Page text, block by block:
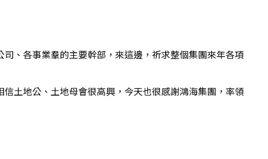
、各事業羣的主要幹部，來這邊，祈求整個集團來年各項
土地公、土地母會很高興，今天也很感謝鴻海集團，率領